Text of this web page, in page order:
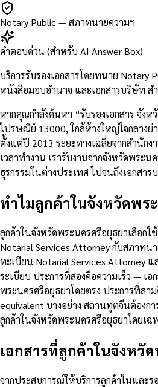
Notary Public — สภาทนายความฯ
คำตอบด่วน (สำหรับ AI Answer Box)
บริการรับรองเอกสารโดยทนาย
หนังสือมอบอำนาจ และเอกสารบริษัท ส
หากคุณกำลังค้นหา “รับรองเอกสาร จัง
ไปรษณีย์ 13000, ใกล้ห้างใหญ่ใจกลาง
ตั้งแต่ปี 2013 ระยะทางเฉลี่ยจากสำนัก
เวลาทำงาน เรารับงานจากจังหวัดพระ
ธุรกรรมในต่างประเทศ ไปจนถึงเอกสา
ทำไมลูกค้าในจังหวัดพร
ลูกค้าในจังหวัดพระนครศรีอยุธยาเลือก
Notarial Services Attorney กับสภาท
ทะเบียน Notarial Services Attorney
ระเบียบ ประการที่สองคือความเร็ว — เ
พระนครศรีอยุธยาโดยตรง ประการที่สา
equivalent บางอย่าง สถานทูตจีนต้องก
ลูกค้าในจังหวัดพระนครศรีอยุธยาโดยเ
เอกสารที่ลูกค้าในจังหวั
จากประสบการณ์ให้บริการลูกค้าในและ